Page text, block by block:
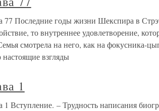
77 Последние годы жизни Шекспира в
то внутреннее удовлетворение,
смотрела на него, как на фокусника-
настоящие взгляды
1
1 Вступление. – Трудность написания